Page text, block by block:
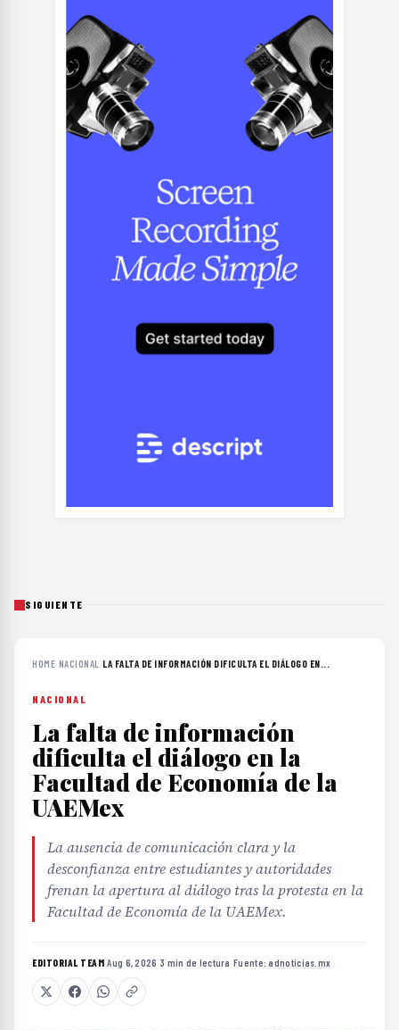
SIGUIENTE
HOME›NACIONAL ›LA FALTA DE INFORMACIÓN DIFICULTA EL DIÁLOGO EN...
NACIONAL
La falta de información
dificulta el diálogo en la
Facultad de Economía de la
UAEMex
La ausencia de comunicación clara y la
desconfianza entre estudiantes y autoridades
frenan la apertura al diálogo tras la protesta en la
Facultad de Economía de la UAEMex.
EDITORIAL TEAM·Aug 6, 2026 ·3 min de lectura ·Fuente:adnoticias.mx